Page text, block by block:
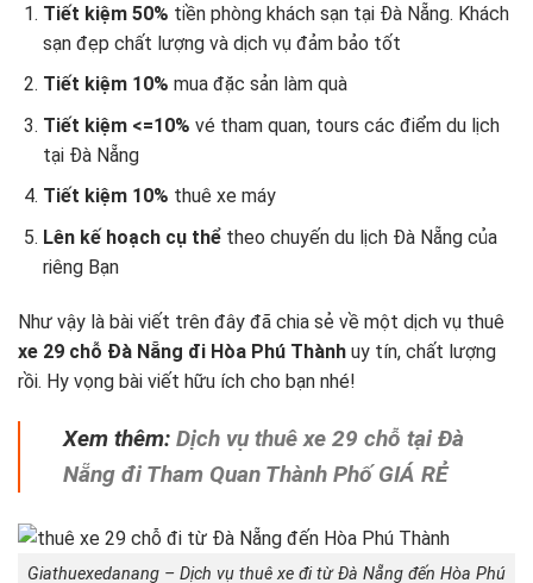
Tiết kiệm 50% tiền phòng khách sạn tại Đà Nẵng. Khách
sạn đẹp chất lượng và dịch vụ đảm bảo tốt
Tiết kiệm 10% mua đặc sản làm quà
Tiết kiệm <=10% vé tham quan, tours các điểm du lịch
tại Đà Nẵng
Tiết kiệm 10% thuê xe máy
Lên kế hoạch cụ thể theo chuyến du lịch Đà Nẵng của
riêng Bạn
Như vậy là bài viết trên đây đã chia sẻ về một dịch vụ thuê
xe 29 chỗ Đà Nẵng đi Hòa Phú Thành uy tín, chất lượng
rồi. Hy vọng bài viết hữu ích cho bạn nhé!
Xem thêm: Dịch vụ thuê xe 29 chỗ tại Đà
Nẵng đi Tham Quan Thành Phố GIÁ RẺ
Giathuexedanang – Dịch vụ thuê xe đi từ Đà Nẵng đến Hòa Phú